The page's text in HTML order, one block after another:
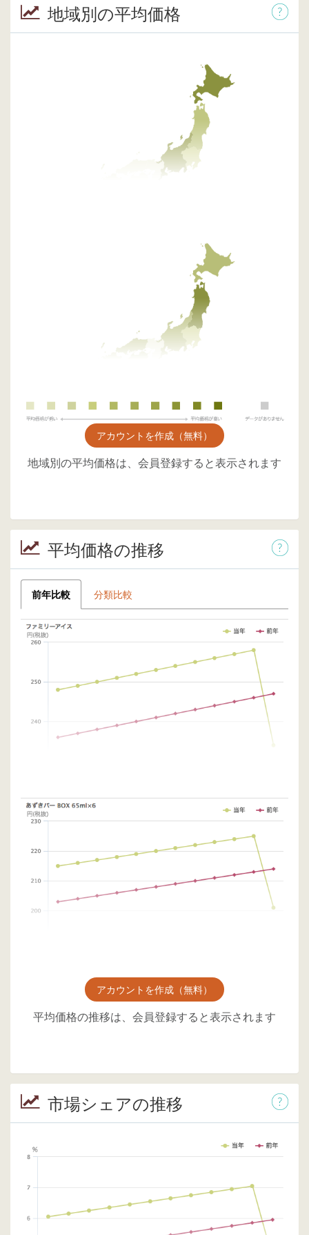
地域別の平均価格
アカウントを作成（無料）
地域別の平均価格は、会員登録すると表示されます
平均価格の推移
前年比較 分類比較
アカウントを作成（無料）
平均価格の推移は、会員登録すると表示されます
市場シェアの推移